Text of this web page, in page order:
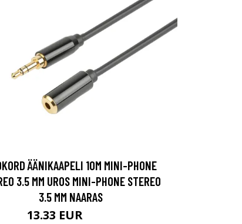
ÄÄNIKAAPELI 10M MINI-PHONE
3.5 MM UROS MINI-PHONE STEREO
3.5 MM NAARAS
13.33 EUR